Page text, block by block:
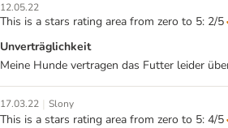
12.05.22
This is a stars rating area from zero to 5: 2/5
Unverträglichkeit
Meine Hunde vertragen das Futter leider
17.03.22 | Slony
This is a stars rating area from zero to 5: 4/5